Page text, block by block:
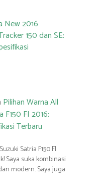
New 2016
150 dan SE:
Pilihan Warna All
F150 FI 2016:
Terbaru
Satria F150 FI
Saya suka kombinasi
modern. Saya juga